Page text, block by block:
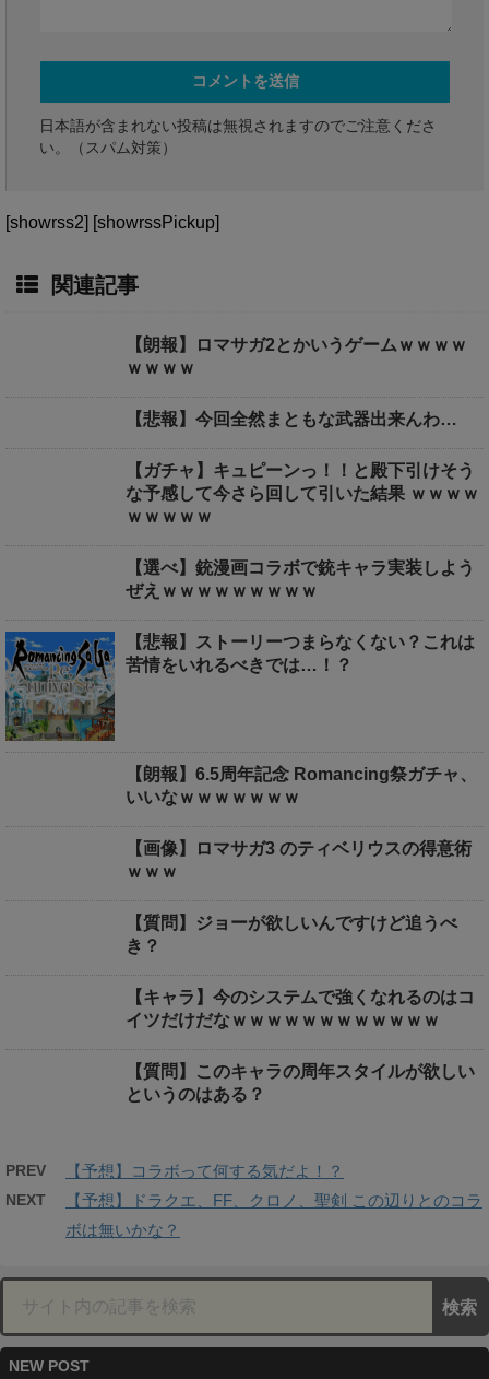
日本語が含まれない投稿は無視されますのでご注意くださ
い。（スパム対策）
[showrss2] [showrssPickup]
関連記事
【朗報】ロマサガ2とかいうゲームｗｗｗｗ
ｗｗｗｗ
【悲報】今回全然まともな武器出来んわ…
【ガチャ】キュピーンっ！！と殿下引けそう
な予感して今さら回して引いた結果 ｗｗｗｗ
ｗｗｗｗｗ
【選べ】銃漫画コラボで銃キャラ実装しよう
ぜえｗｗｗｗｗｗｗｗｗ
【悲報】ストーリーつまらなくない？これは
苦情をいれるべきでは…！？
【朗報】6.5周年記念 Romancing祭ガチャ、
いいなｗｗｗｗｗｗｗ
【画像】ロマサガ3 のティベリウスの得意術
ｗｗｗ
【質問】ジョーが欲しいんですけど追うべ
き？
【キャラ】今のシステムで強くなれるのはコ
イツだけだなｗｗｗｗｗｗｗｗｗｗｗｗ
【質問】このキャラの周年スタイルが欲しい
というのはある？
PREV 【予想】コラボって何する気だよ！？
NEXT
【予想】ドラクエ、FF、クロノ、聖剣 この辺りとのコラ
ボは無いかな？
NEW POST